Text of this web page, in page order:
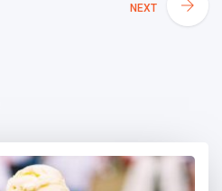
NEXT